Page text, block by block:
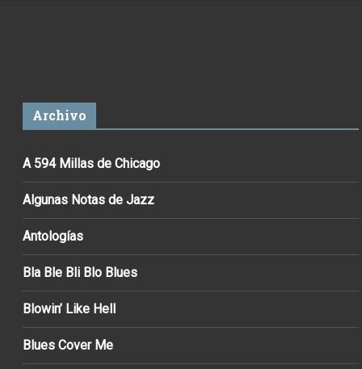
Archivo
A 594 Millas de Chicago
Algunas Notas de Jazz
Antologías
Bla Ble Bli Blo Blues
Blowin’ Like Hell
Blues Cover Me